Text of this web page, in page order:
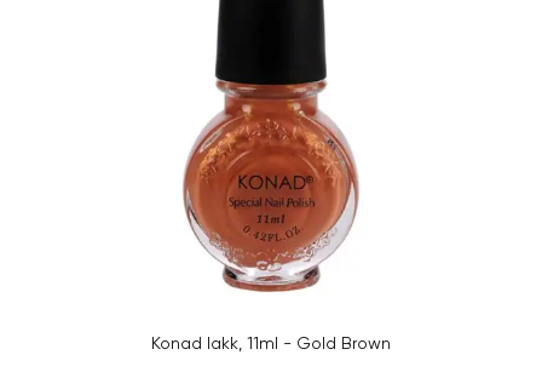
Konad lakk, 11ml - Gold Brown